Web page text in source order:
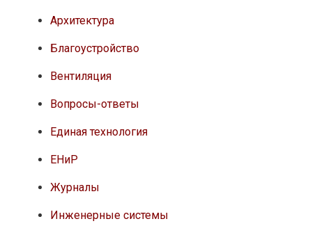
Архитектура
Благоустройство
Вентиляция
Вопросы-ответы
Единая технология
ЕНиР
Журналы
Инженерные системы